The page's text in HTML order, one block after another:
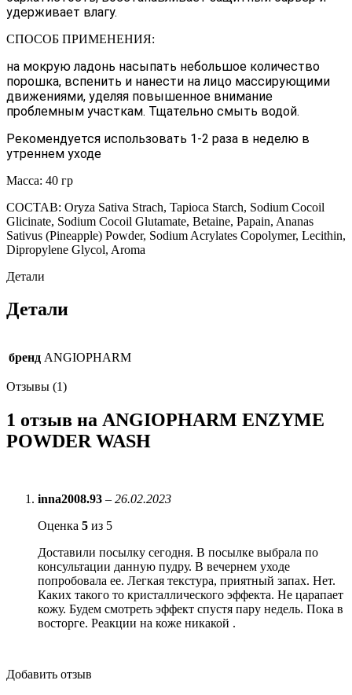
удерживает влагу.
СПОСОБ ПРИМЕНЕНИЯ:
на мокрую ладонь насыпать небольшое количество
порошка, вспенить и нанести на лицо массирующими
движениями, уделяя повышенное внимание
проблемным участкам. Тщательно смыть водой.
Рекомендуется использовать 1-2 раза в неделю в
утреннем уходе
Масса: 40 гр
СОСТАВ: Oryza Sativa Strach, Tapioca Starch, Sodium Cocoil
Glicinate, Sodium Cocoil Glutamate, Betaine, Papain, Ananas
Sativus (Pineapple) Powder, Sodium Acrylates Copolymer, Lecithin,
Dipropylene Glycol, Aroma
Детали
Детали
бренд ANGIOPHARM
Отзывы (1)
1 отзыв на ANGIOPHARM ENZYME
POWDER WASH
inna2008.93 – 26.02.2023
Оценка 5 из 5
Доставили посылку сегодня. В посылке выбрала по
консультации данную пудру. В вечернем уходе
попробовала ее. Легкая текстура, приятный запах. Нет.
Каких такого то кристаллического эффекта. Не царапает
кожу. Будем смотреть эффект спустя пару недель. Пока в
восторге. Реакции на коже никакой .
Добавить отзыв